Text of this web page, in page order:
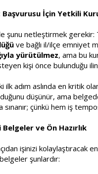
Başvurusu İçin Yetkili
şunu netleştirmek gerekir:
ve bağlı il/ilçe emniyet
yürütülmez, ama bu
kişi önce bulunduğu
ilk adım aslında en kritik
düşünür, ama
sınanır; çünkü hem iş
ve Ön Hazırlık
işinizi kolaylaştıracak
şunlardır: